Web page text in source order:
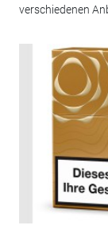
verschiedenen